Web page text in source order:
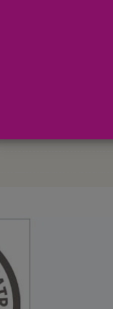
fördert
Unternehmen
budni baut Karrierewege